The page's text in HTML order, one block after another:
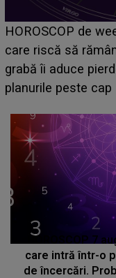
Emanuel a ținut
acum! În fața
face o
sa: "I-am spus și ei
HOROSCOP 7
care intră într-o
de încercări.